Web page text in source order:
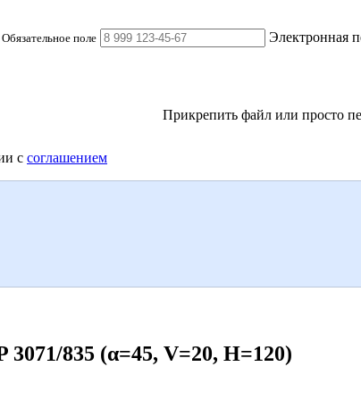
Обязательное поле Электронная
Прикрепить файл или просто
с соглашением
835 (α=45, V=20, H=120)